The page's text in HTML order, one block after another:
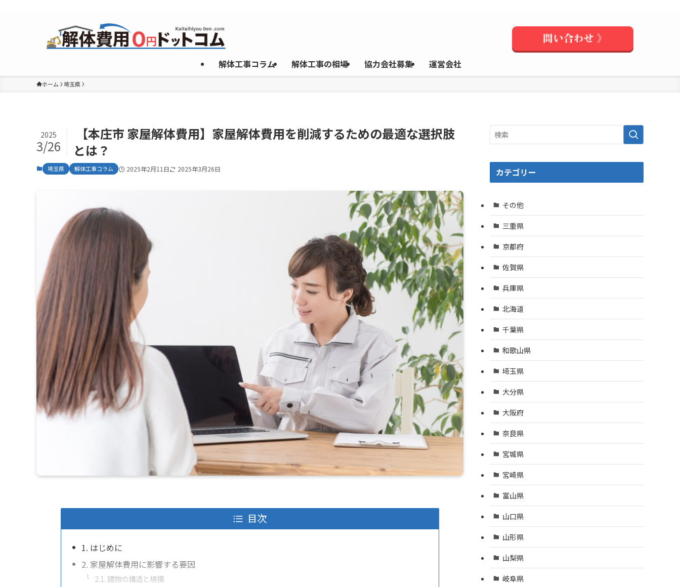
解体工事コラム 解体工事の相場 協力会社募集 運営会社
ホーム 埼玉県
【本庄市 家屋解体費用】家屋解体費用を削減するための最適な選択肢
とは？
2025
3/26
埼玉県 解体工事コラム 2025年2月11日 2025年3月26日
目次
1. はじめに
2. 家屋解体費用に影響する要因
2.1. 建物の構造と規模
カテゴリー
その他
三重県
京都府
佐賀県
兵庫県
北海道
千葉県
和歌山県
埼玉県
大分県
大阪府
奈良県
宮城県
宮崎県
富山県
山口県
山形県
山梨県
岐阜県